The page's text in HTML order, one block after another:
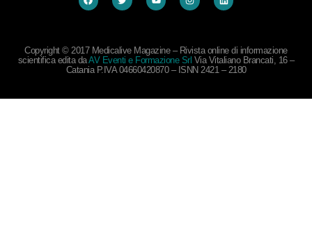
Copyright © 2017 Medicalive Magazine – Rivista online di informazione
scientifica edita daAV Eventi e Formazione Srl Via Vitaliano Brancati, 16 –
Catania P.IVA 04660420870 – ISNN 2421 – 2180